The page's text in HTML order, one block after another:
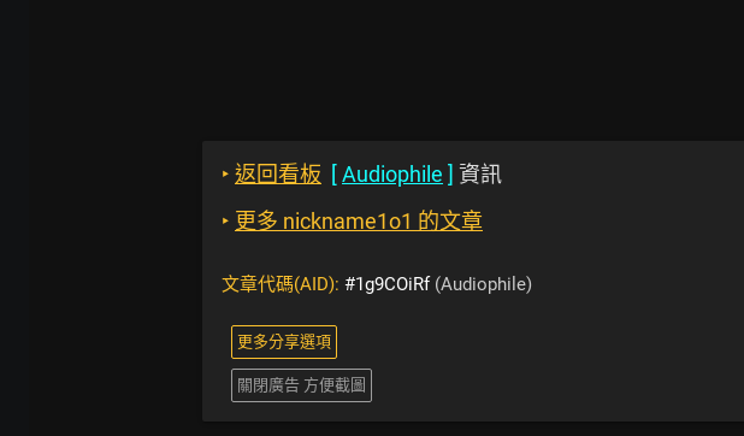
‣ 返回看板 [Audiophile ] 資訊
‣ 更多 nickname1o1 的文章
文章代碼(AID): #1g9COiRf(Audiophile)
更多分享選項
關閉廣告 方便截圖